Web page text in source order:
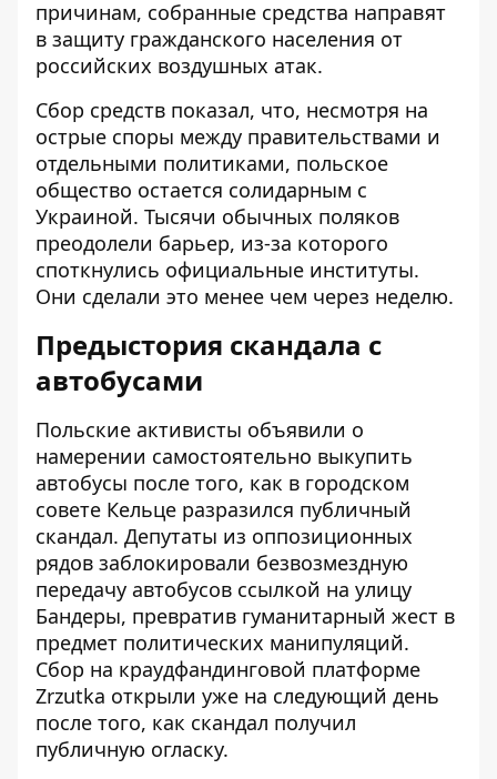
причинам, собранные средства направят
в защиту гражданского населения от
российских воздушных атак.
Сбор средств показал, что, несмотря на
острые споры между правительствами и
отдельными политиками, польское
общество остается солидарным с
Украиной. Тысячи обычных поляков
преодолели барьер, из-за которого
споткнулись официальные институты.
Они сделали это менее чем через неделю.
Предыстория скандала с
автобусами
Польские активисты объявили о
намерении самостоятельно выкупить
автобусы после того, как в городском
совете Кельце разразился публичный
скандал. Депутаты из оппозиционных
рядов заблокировали безвозмездную
передачу автобусов ссылкой на улицу
Бандеры, превратив гуманитарный жест в
предмет политических манипуляций.
Сбор на краудфандинговой платформе
Zrzutka открыли уже на следующий день
после того, как скандал получил
публичную огласку.